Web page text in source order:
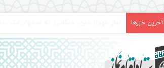
آخرین خبرها